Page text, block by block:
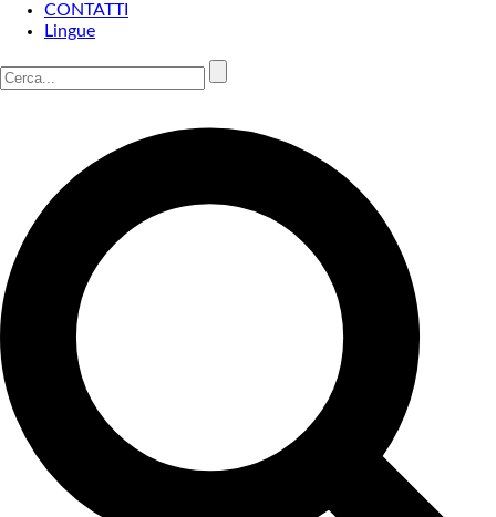
CONTATTI
Lingue